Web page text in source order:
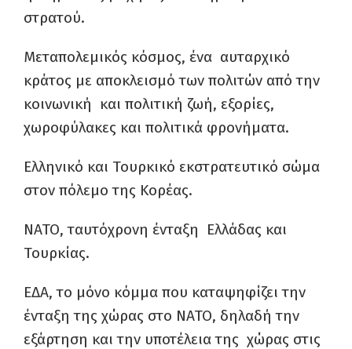
στρατού.
Μεταπολεμικός κόσμος, ένα αυταρχικό
κράτος με αποκλεισμό των πολιτών από την
κοινωνική και πολιτική ζωή, εξορίες,
χωροφύλακες και πολιτικά φρονήματα.
Ελληνικό και Τουρκικό εκστρατευτικό σώμα
στον πόλεμο της Κορέας.
ΝΑΤΟ, ταυτόχρονη ένταξη Ελλάδας και
Τουρκίας.
ΕΔΑ, το μόνο κόμμα που καταψηφίζει την
ένταξη της χώρας στο ΝΑΤΟ, δηλαδή την
εξάρτηση και την υποτέλεια της χώρας στις